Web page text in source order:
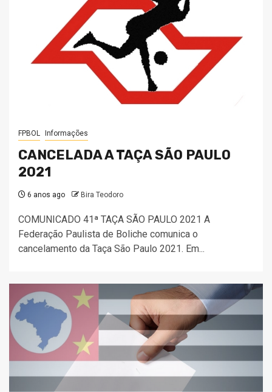
FPBOL Informações
CANCELADA A TAÇA SÃO PAULO
2021
6 anos ago Bira Teodoro
COMUNICADO 41ª TAÇA SÃO PAULO 2021 A
Federação Paulista de Boliche comunica o
cancelamento da Taça São Paulo 2021. Em...